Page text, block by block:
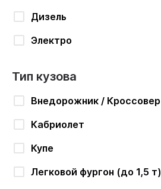
Дизель
Электро
Тип кузова
Внедорожник / Кроссовер
Кабриолет
Купе
Легковой фургон (до 1,5 т)